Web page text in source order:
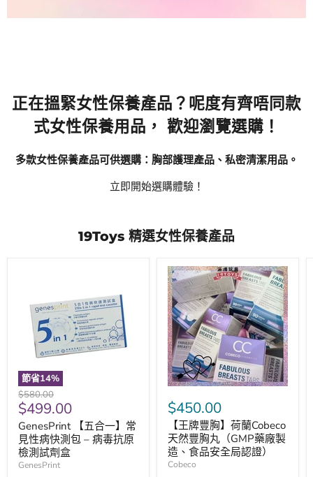
正在搵緊女性保養產品？呢度有齊唔同款
式女性保養用品， 歡迎瀏覽選購！
多款女性保養產品可供選購：胸部護理產品、私密清潔用品。
立即開始選購體驗！
19Toys 精選女性保養產品
節省14%
原
價
$580.00
現
價
$499.00
GenesPrint 【五合一】常
見性病快測包 – 病毒抗原
檢測試劑盒
GenesPrint
$450.00
【王牌豐胸】荷蘭Cobeco
天然豐胸丸（GMP藥廠製
造、食品安全局認證）
Cobeco